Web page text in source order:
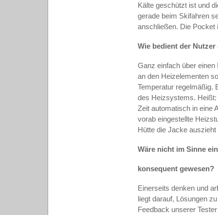
Kälte geschützt ist und
gerade beim Skifahren
anschließen. Die Pocket
Wie bedient der Nutzer
Ganz einfach über
an den Heizelementen
Temperatur regelmäßig.
des Heizsystems.
Zeit automatisch in eine
vorab eingestellte
Hütte die Jacke
Wäre nicht im Sinne
konsequent gewesen?
Einerseits denken und
liegt darauf, Lösungen
Feedback unserer